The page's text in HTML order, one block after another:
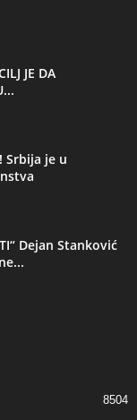
JE DA
Srbija je u
Dejan Stanković
8504